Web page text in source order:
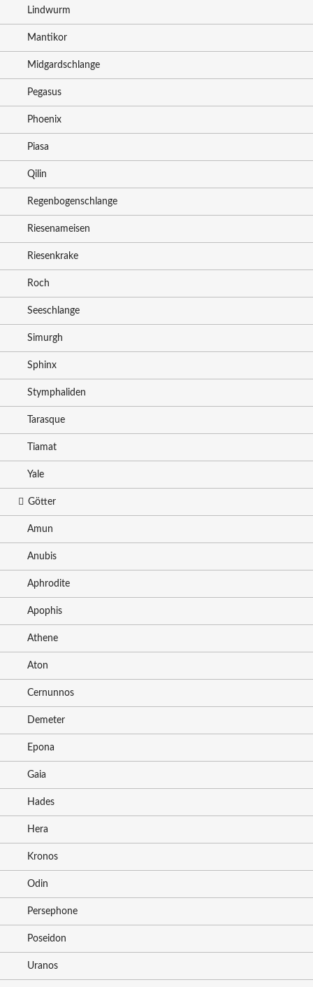
Lindwurm
Mantikor
Midgardschlange
Pegasus
Phoenix
Piasa
Qilin
Regenbogenschlange
Riesenameisen
Riesenkrake
Roch
Seeschlange
Simurgh
Sphinx
Stymphaliden
Tarasque
Tiamat
Yale
Götter
Amun
Anubis
Aphrodite
Apophis
Athene
Aton
Cernunnos
Demeter
Epona
Gaia
Hades
Hera
Kronos
Odin
Persephone
Poseidon
Uranos